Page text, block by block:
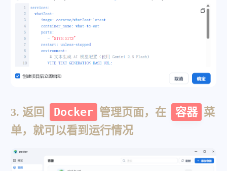
3. 返回 Docker 管理页面，在 容器 菜
单，就可以看到运行情况